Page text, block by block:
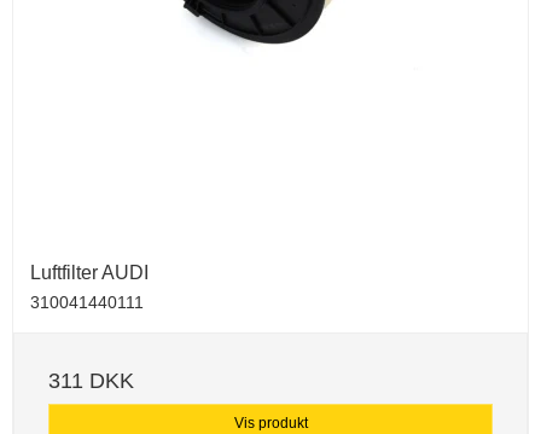
Luftfilter AUDI
310041440111
311 DKK
Vis produkt